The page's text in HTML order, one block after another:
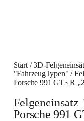
Start /3D-
"FahrzeugTypen" /
Porsche 991 GT3 R
Felgeneinsatz
Porsche 991